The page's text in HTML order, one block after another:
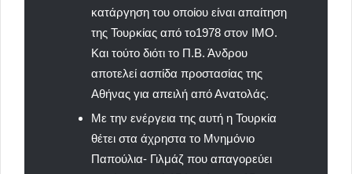
κατάργηση του οποίου είναι απαίτηση
της Τουρκίας από το1978 στον ΙΜΟ.
Και τούτο διότι το Π.Β. Άνδρου
αποτελεί ασπίδα προστασίας της
Αθήνας για απειλή από Ανατολάς.
Με την ενέργεια της αυτή η Τουρκία
θέτει στα άχρηστα το Μνημόνιο
Παπούλια- Γιλμάζ που απαγορεύει